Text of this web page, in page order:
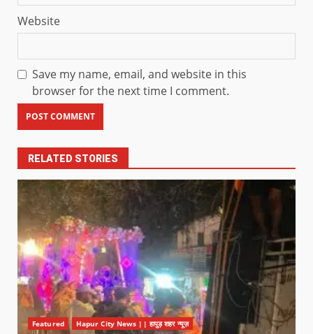
Website
Save my name, email, and website in this
browser for the next time I comment.
RELATED STORIES
Featured Hapur City News || हापुड़ शहर न्यूज़